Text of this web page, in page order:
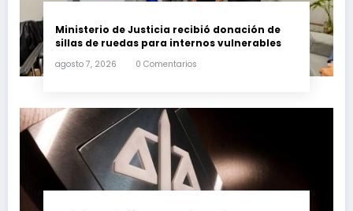
Ministerio de Justicia recibió donación de
sillas de ruedas para internos vulnerables
agosto 7, 2026 0 Comentarios